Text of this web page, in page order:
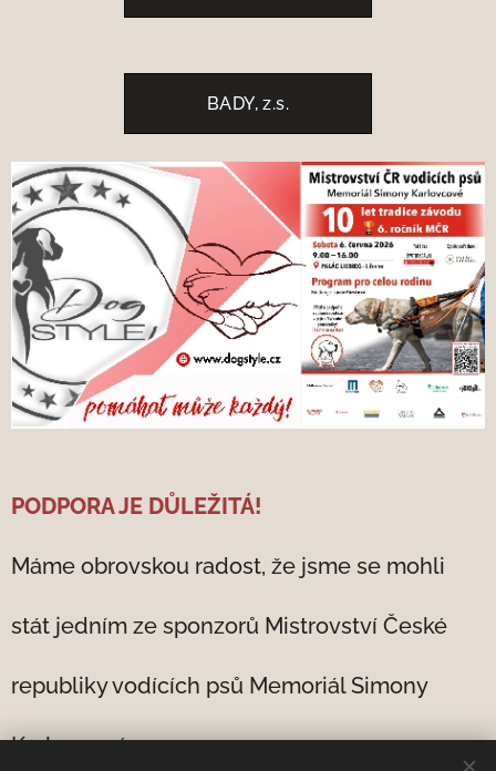
BADY, z.s.
PODPORA JE DŮLEŽITÁ!
Máme obrovskou radost, že jsme se mohli
stát jedním ze sponzorů Mistrovství České
republiky vodících psů Memoriál Simony
Karlovcové.